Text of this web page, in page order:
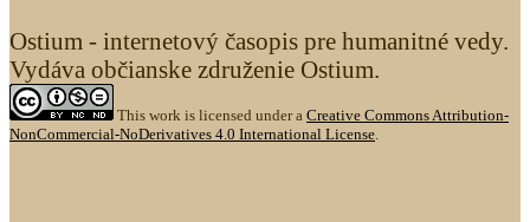
Ostium - internetový časopis pre humanitné vedy.
Vydáva občianske združenie Ostium.
This work is licensed under a Creative Commons Attribution-
NonCommercial-NoDerivatives 4.0 International License